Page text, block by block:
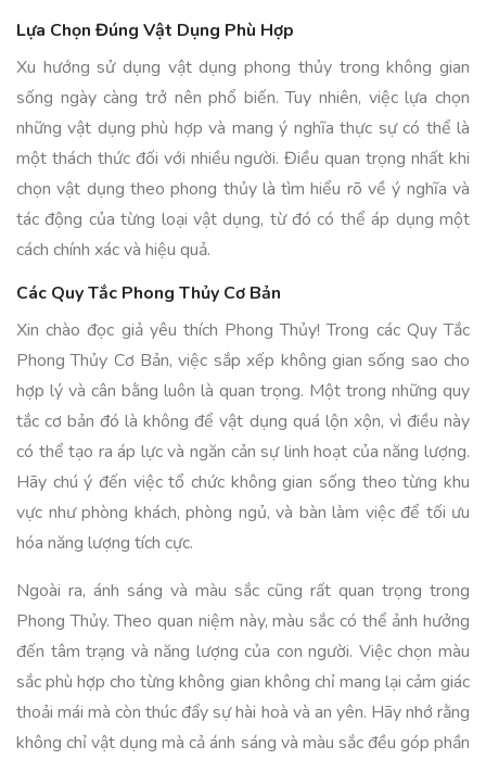
Lựa Chọn Đúng Vật Dụng Phù Hợp
Xu hướng sử dụng vật dụng phong thủy trong không gian
sống ngày càng trở nên phổ biến. Tuy nhiên, việc lựa chọn
những vật dụng phù hợp và mang ý nghĩa thực sự có thể là
một thách thức đối với nhiều người. Điều quan trọng nhất khi
chọn vật dụng theo phong thủy là tìm hiểu rõ về ý nghĩa và
tác động của từng loại vật dụng, từ đó có thể áp dụng một
cách chính xác và hiệu quả.
Các Quy Tắc Phong Thủy Cơ Bản
Xin chào đọc giả yêu thích Phong Thủy! Trong các Quy Tắc
Phong Thủy Cơ Bản, việc sắp xếp không gian sống sao cho
hợp lý và cân bằng luôn là quan trọng. Một trong những quy
tắc cơ bản đó là không để vật dụng quá lộn xộn, vì điều này
có thể tạo ra áp lực và ngăn cản sự linh hoạt của năng lượng.
Hãy chú ý đến việc tổ chức không gian sống theo từng khu
vực như phòng khách, phòng ngủ, và bàn làm việc để tối ưu
hóa năng lượng tích cực.
Ngoài ra, ánh sáng và màu sắc cũng rất quan trọng trong
Phong Thủy. Theo quan niệm này, màu sắc có thể ảnh hưởng
đến tâm trạng và năng lượng của con người. Việc chọn màu
sắc phù hợp cho từng không gian không chỉ mang lại cảm giác
thoải mái mà còn thúc đẩy sự hài hoà và an yên. Hãy nhớ rằng
không chỉ vật dụng mà cả ánh sáng và màu sắc đều góp phần